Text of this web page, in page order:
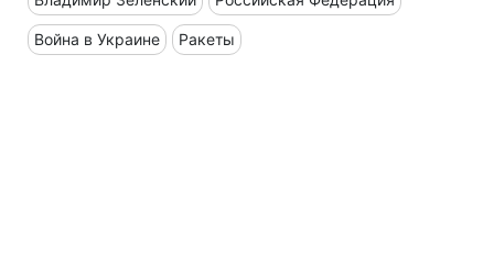
Война в Украине Ракеты